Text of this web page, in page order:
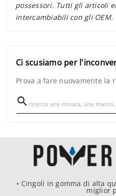
possessori. Tutti gli articoli
intercambiabili con gli OEM.
Ci scusiamo per
Prova a fare nuovamente la

• Cingoli in gomma di alta
miglior